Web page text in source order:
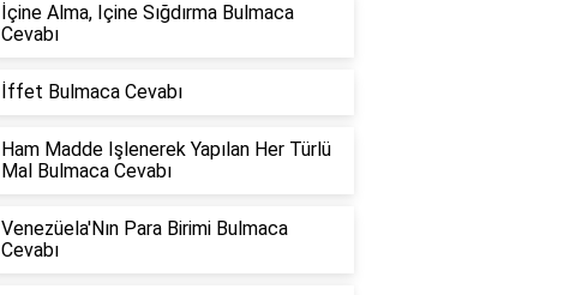
İçine Alma, Içine Sığdırma Bulmaca
Cevabı
İffet Bulmaca Cevabı
Ham Madde Işlenerek Yapılan Her Türlü
Mal Bulmaca Cevabı
Venezüela'Nın Para Birimi Bulmaca
Cevabı